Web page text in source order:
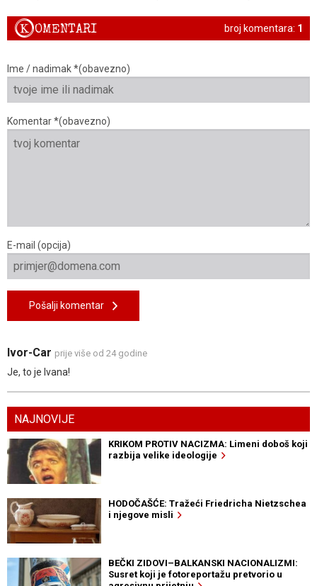
broj komentara: 1
KOMENTARI
Ime / nadimak *(obavezno)
Komentar *(obavezno)
E-mail (opcija)
Pošalji komentar
Ivor-Car prije više od 24 godine
Je, to je Ivana!
NAJNOVIJE
KRIKOM PROTIV NACIZMA: Limeni doboš koji
razbija velike ideologije
HODOČAŠĆE: Tražeći Friedricha Nietzschea
i njegove misli
BEČKI ZIDOVI–BALKANSKI NACIONALIZMI:
Susret koji je fotoreportažu pretvorio u